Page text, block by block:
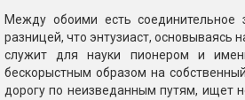
Между обоими есть соединительное
разницей, что энтузиаст, основываясь
служит для науки пионером и
бескорыстным образом на
дорогу по неизведанным путям, ищет